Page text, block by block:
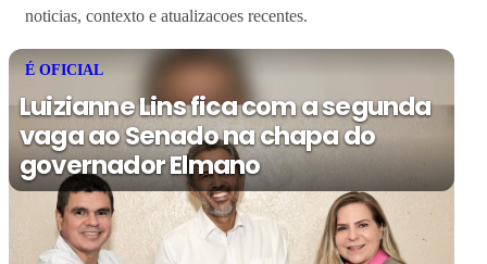
noticias, contexto e atualizacoes recentes.
É OFICIAL
Luizianne Lins fica com a segunda
vaga ao Senado na chapa do
governador Elmano